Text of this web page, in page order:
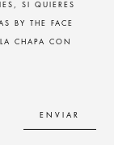
SI QUIERES
BY THE FACE
CHAPA CON